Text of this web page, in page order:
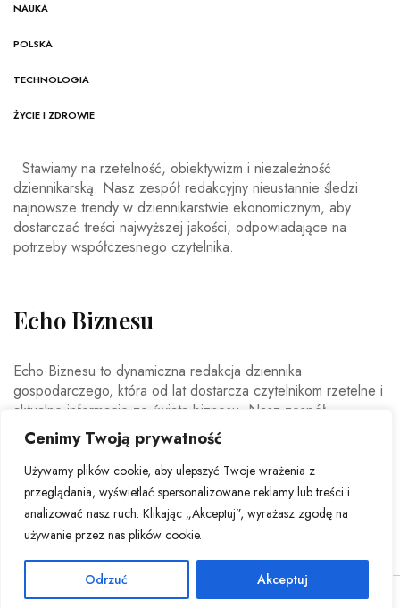
Cenimy Twoją prywatność
Używamy plików cookie, aby ulepszyć Twoje wrażenia z
przeglądania, wyświetlać spersonalizowane reklamy lub treści i
analizować nasz ruch. Klikając „Akceptuj”, wyrażasz zgodę na
używanie przez nas plików cookie.
Odrzuć Akceptuj
NAUKA
POLSKA
TECHNOLOGIA
ŻYCIE I ZDROWIE
Stawiamy na rzetelność, obiektywizm i niezależność
dziennikarską. Nasz zespół redakcyjny nieustannie śledzi
najnowsze trendy w dziennikarstwie ekonomicznym, aby
dostarczać treści najwyższej jakości, odpowiadające na
potrzeby współczesnego czytelnika.
Echo Biznesu
Echo Biznesu to dynamiczna redakcja dziennika
gospodarczego, która od lat dostarcza czytelnikom rzetelne i
aktualne informacje ze świata biznesu. Nasz zespół
doświadczonych dziennikarzy i ekspertów ekonomicznych
codziennie analizuje najważniejsze wydarzenia rynkowe,
trendy gospodarcze oraz decyzje mające wpływ na polską i
światową ekonomię.
© Copyright 2026 - Echo Biznesu . All Rights Reserved